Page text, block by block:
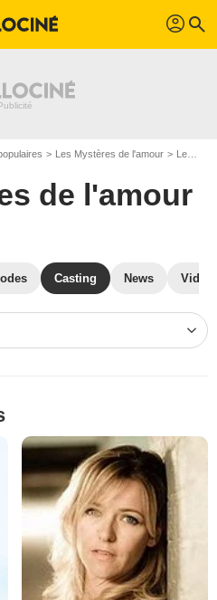
profil search
Les Mystères de l'amour Les Mystères de l'amour S01
de l'amour
Casting News